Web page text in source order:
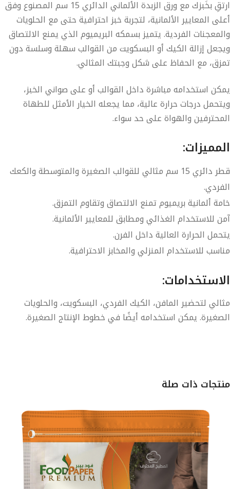
ارتقِ بخَبزك مع ورق الزبدة الألماني الدائري 15 سم
المصنوع وفق
أعلى المعايير الألمانية، لتجربة خبز احترافية حتى مع الحلويات
والمعجنات الفردية. يتميز بسمكه البريميوم الذي يمنع الالتصاق
ويجعل إزالة الكيك أو البسكويت من القوالب سهلة وسلسة دون
تمزق، مع الحفاظ على شكل وجبتك المثالي.
يمكن استخدامه مباشرة داخل القوالب أو على صواني الخبز،
ويتحمل درجات حرارة عالية، مما يجعله الخيار الأمثل للطهاة
المحترفين والهواة على حد سواء.
المميزات:
قطر دائري15 سم
مثالي للقوالب الصغيرة والمتوسطة والكعك
الفردي.
خامةألمانية بريميومتمنع الالتصاق وتقاوم التمزق.
آمن للاستخدام الغذائي ومطابق للمعايير الألمانية.
يتحمل الحرارة العالية داخل الفرن.
مناسب للاستخدام المنزلي والمخابز الاحترافية.
الاستخدامات:
مثالي لتحضير المافن، الكيك الفردي، البسكويت، والحلويات
الصغيرة. يمكن استخدامه أيضًا في خطوط الإنتاج الصغيرة.
منتجات ذات صلة